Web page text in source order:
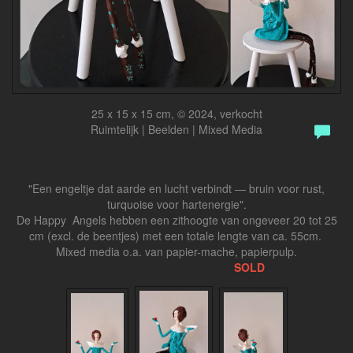
25 x 15 x 15 cm, © 2024, verkocht
Ruimtelijk | Beelden | Mixed Media
"Een engeltje dat aarde en lucht verbindt — bruin voor rust,
turquoise voor hartenergie".
De Happy Angels hebben een zithoogte van ongeveer 20 tot 25
cm (excl. de beentjes) met een totale lengte van ca. 55cm.
Mixed media o.a. van papier-mache, papierpulp.
SOLD